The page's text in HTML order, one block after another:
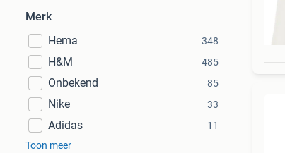
Merk
Hema
348
H&M 485
Onbekend 85
Nike 33
Adidas
11
Toon meer